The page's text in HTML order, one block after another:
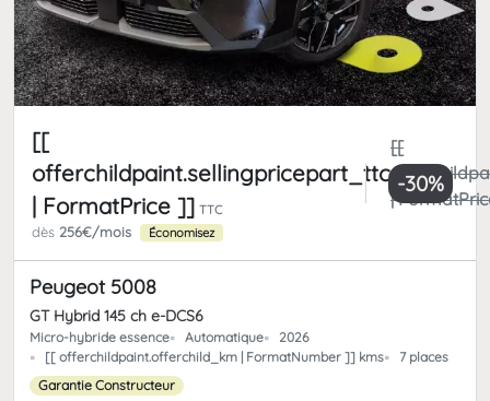
[[
offerchildpaint.sellingpricepart_ttc
| FormatPrice ]] TTC
[[
|
dès 256€/mois Économisez
-30%
Peugeot 5008
GT Hybrid 145 ch e-DCS6
Micro-hybride essence Automatique
2026
[[ offerchildpaint.offerchild_km | FormatNumber ]] kms
7 places
Garantie Constructeur